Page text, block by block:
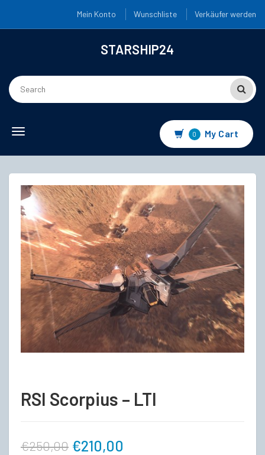
Mein Konto Wunschliste Verkäufer werden
STARSHIP24
Toggle
0 My Cart
RSI Scorpius – LTI
€250,00 Ursprünglicher
€210,00